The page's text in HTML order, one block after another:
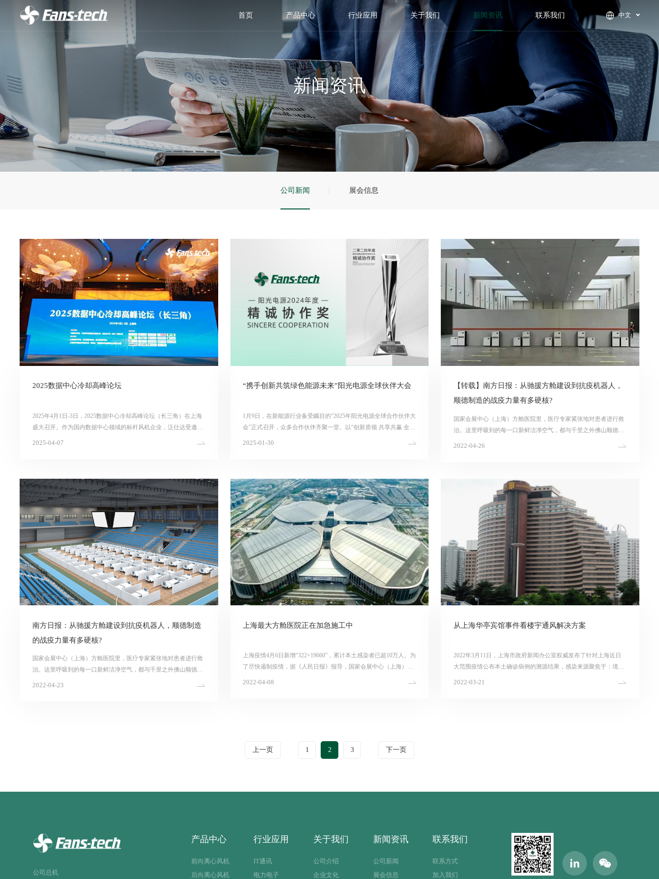
首页 产品中心 行业应用 关于我们 新闻资讯 联系我们 中文
新闻资讯
公司新闻 展会信息
2025数据中心冷却高峰论坛
2025年4月1日-3日，2025数据中心冷却高峰论坛（长三角）在上海
盛大召开。作为国内数据中心领域的标杆风机企业，泛仕达受邀参
2025-04-07
“携手创新共筑绿色能源未来”阳光电源全球伙伴大会
1月9日，在新能源行业备受瞩目的“2025年阳光电源全球合作伙伴大
会”正式召开，众多合作伙伴齐聚一堂。以“创新质领 共享共赢 全球
2025-01-30
【转载】南方日报：从驰援方舱建设到抗疫机器人，
顺德制造的战疫力量有多硬核?
国家会展中心（上海）方舱医院里，医疗专家紧张地对患者进行救
治。这里呼吸到的每一口新鲜洁净空气，都与千里之外佛山顺德的
2022-04-26
南方日报：从驰援方舱建设到抗疫机器人，顺德制造
的战疫力量有多硬核?
国家会展中心（上海）方舱医院里，医疗专家紧张地对患者进行救
治。这里呼吸到的每一口新鲜洁净空气，都与千里之外佛山顺德的
2022-04-23
上海最大方舱医院正在加急施工中
上海疫情4月6日新增“322+19660”，累计本土感染者已超10万人。为
了尽快遏制疫情，据《人民日报》报导，国家会展中心（上海）方
2022-04-08
从上海华亭宾馆事件看楼宇通风解决方案
2022年3月11日，上海市政府新闻办公室权威发布了针对上海近日
大范围疫情公布本土确诊病例的溯源结果，感染来源聚焦于：境外
2022-03-21
上一页 1 2 3 下一页
公司总机
产品中心
前向离心风机
后向离心风机
行业应用
IT通讯
电力电子
关于我们
公司介绍
企业文化
新闻资讯
公司新闻
展会信息
联系我们
联系方式
加入我们